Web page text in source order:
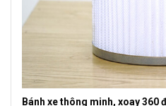
Bánh xe thông minh, xoay 360